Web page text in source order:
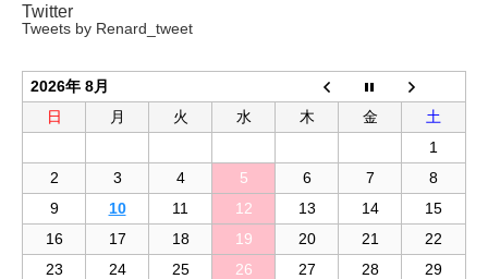
Twitter
Tweets by Renard_tweet
2026年 8月
日
月 火 水 木 金
土
1
2
3 4 5 6 7
8
9
10 11 12 13 14
15
16
17 18 19 20 21
22
23
24 25 26 27 28
29